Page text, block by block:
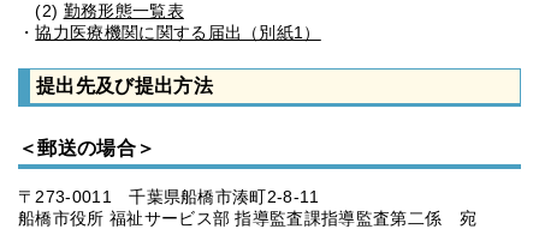
(2) 勤務形態一覧表
・協力医療機関に関する届出（別紙1）
提出先及び提出方法
＜郵送の場合＞
〒273-0011 千葉県船橋市湊町2-8-11
船橋市役所 福祉サービス部 指導監査課指導監査第二係 宛